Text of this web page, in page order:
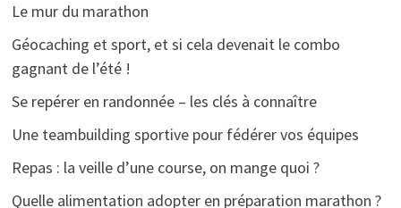
Le mur du marathon
Géocaching et sport, et si cela devenait le combo
gagnant de l’été !
Se repérer en randonnée – les clés à connaître
Une teambuilding sportive pour fédérer vos équipes
Repas : la veille d’une course, on mange quoi ?
Quelle alimentation adopter en préparation marathon ?